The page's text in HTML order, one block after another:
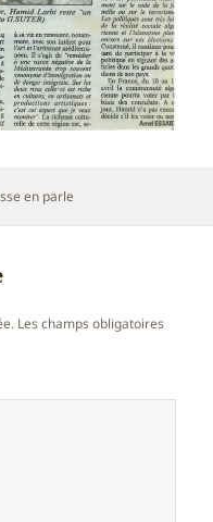
en parle
Les champs obligatoires